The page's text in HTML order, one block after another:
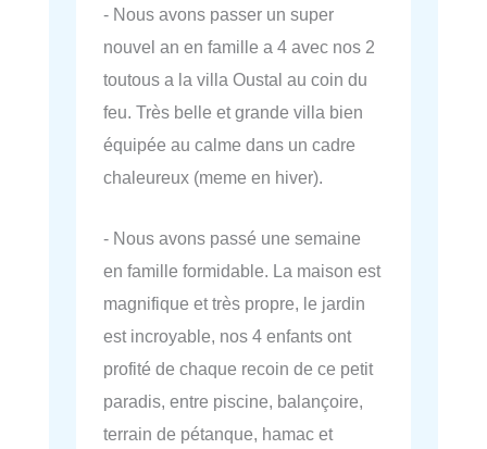
- Nous avons passer un super
nouvel an en famille a 4 avec nos 2
toutous a la villa Oustal au coin du
feu. Très belle et grande villa bien
équipée au calme dans un cadre
chaleureux (meme en hiver).
- Nous avons passé une semaine
en famille formidable. La maison est
magnifique et très propre, le jardin
est incroyable, nos 4 enfants ont
profité de chaque recoin de ce petit
paradis, entre piscine, balançoire,
terrain de pétanque, hamac et